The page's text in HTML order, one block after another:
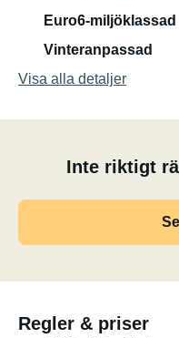
Euro6-miljöklassad
Vinteranpassad
Visa alla detaljer
Inte riktigt
Regler & priser